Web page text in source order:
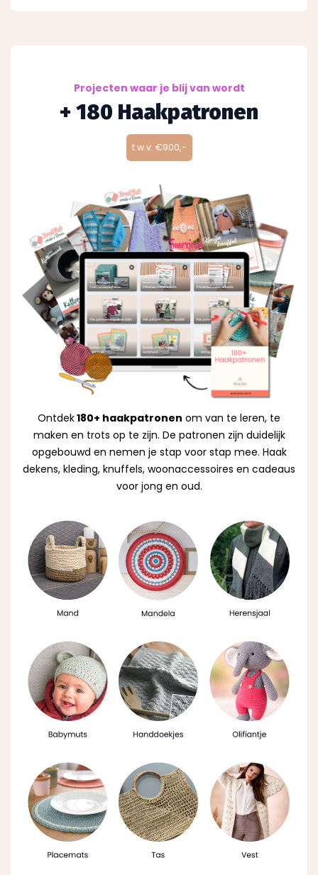
Projecten waar je blij van wordt
+ 180 Haakpatronen
t.w.v. €900,-
Ontdek180+ haakpatronen om van te leren, te
maken en trots op te zijn. De patronen zijn duidelijk
opgebouwd en nemen je stap voor stap mee. Haak
dekens, kleding, knuffels, woonaccessoires en cadeaus
voor jong en oud.